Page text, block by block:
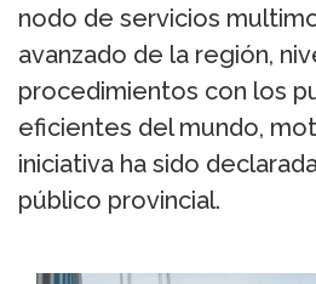
nodo de servicios
avanzado de la región,
procedimientos con los
eficientes del mundo,
iniciativa ha sido
público provincial.